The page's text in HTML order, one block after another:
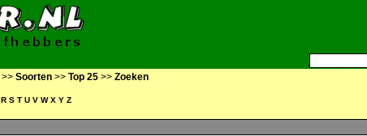
>> Soorten >> Top 25 >> Zoeken
R S T U V W X Y Z